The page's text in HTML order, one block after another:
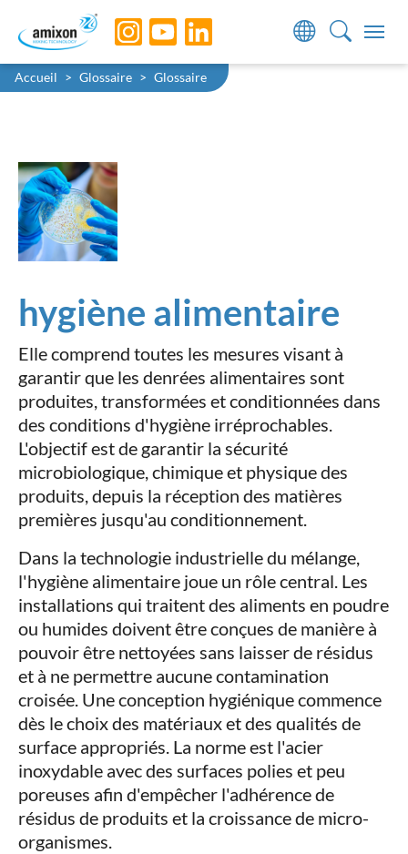
Skip to main navigation
Skip to main content
Skip to page footer
You are here:
Accueil Glossaire Glossaire
hygiène alimentaire
Elle comprend toutes les mesures visant à
garantir que les denrées alimentaires sont
produites, transformées et conditionnées dans
des conditions d'hygiène irréprochables.
L'objectif est de garantir la sécurité
microbiologique, chimique et physique des
produits, depuis la réception des matières
premières jusqu'au conditionnement.
Dans la technologie industrielle du mélange,
l'hygiène alimentaire joue un rôle central. Les
installations qui traitent des aliments en poudre
ou humides doivent être conçues de manière à
pouvoir être nettoyées sans laisser de résidus
et à ne permettre aucune contamination
croisée. Une conception hygiénique commence
dès le choix des matériaux et des qualités de
surface appropriés. La norme est l'acier
inoxydable avec des surfaces polies et peu
poreuses afin d'empêcher l'adhérence de
résidus de produits et la croissance de micro-
organismes.